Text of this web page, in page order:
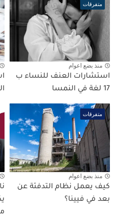
متفرقات
منذ بضع اعوام
استشارات العنف للنساء ب
17 لغة في النمسا
متفرقات
منذ بضع اعوام
كيف يعمل نظام التدفئة عن
بعد في فيينا؟